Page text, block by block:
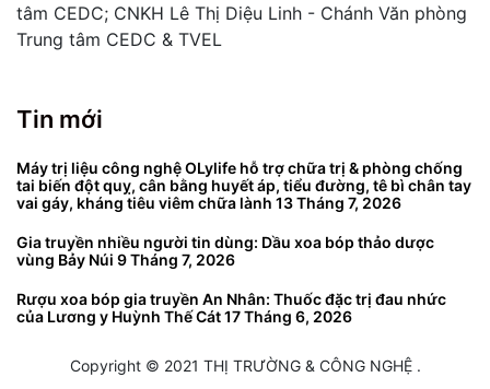
tâm CEDC; CNKH Lê Thị Diệu Linh - Chánh Văn phòng
Trung tâm CEDC & TVEL
Tin mới
Máy trị liệu công nghệ OLylife hỗ trợ chữa trị & phòng chống
tai biến đột quỵ, cân bằng huyết áp, tiểu đường, tê bì chân tay
vai gáy, kháng tiêu viêm chữa lành 13 Tháng 7, 2026
Gia truyền nhiều người tin dùng: Dầu xoa bóp thảo dược
vùng Bảy Núi 9 Tháng 7, 2026
Rượu xoa bóp gia truyền An Nhân: Thuốc đặc trị đau nhức
của Lương y Huỳnh Thế Cát17 Tháng 6, 2026
Copyright © 2021 THỊ TRƯỜNG & CÔNG NGHỆ .